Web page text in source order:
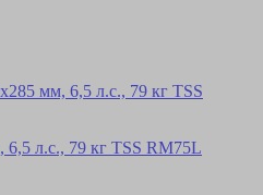
л.с., 79 кг TSS RM75L